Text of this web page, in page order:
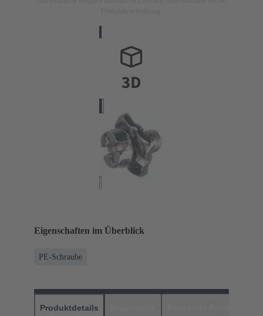
Eigenschaften im Überblick
PE-Schraube
Produktdetails